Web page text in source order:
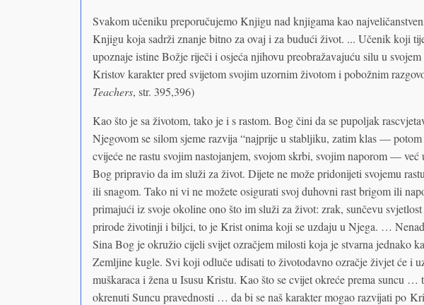
Svakom učeniku preporučujemo Knjigu nad knjigama kao
Knjigu koja sadrži znanje bitno za ovaj i za budući život. ... Učenik koji
upoznaje istine Božje riječi i osjeća njihovu preobražavajuću silu u
Kristov karakter pred svijetom svojim uzornim životom i pobožnim
Teachers, str. 395,396)
Kao što je sa životom, tako je i s rastom. Bog čini da se pupoljak
Njegovom se silom sjeme razvija “najprije u stabljiku, zatim klas —
cvijeće ne rastu svojim nastojanjem, svojom skrbi, svojim naporom — već
Bog pripravio da im služi za život. Dijete ne može pridonijeti svojemu
ili snagom. Tako ni vi ne možete osigurati svoj duhovni rast brigom ili
primajući iz svoje okoline ono što im služi za život: zrak, sunčevu
prirode životinji i biljci, to je Krist onima koji se uzdaju u Njega. …
Sina Bog je okružio cijeli svijet ozračjem milosti koja je stvarna jednako
Zemljine kugle. Svi koji odluče udisati to životodavno ozračje živjet će i
muškaraca i žena u Isusu Kristu. Kao što se cvijet okreće prema suncu …
okrenuti Suncu pravednosti … da bi se naš karakter mogao razvijati po